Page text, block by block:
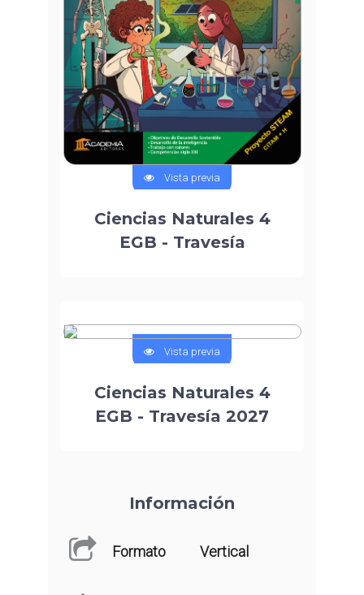
Vista previa
Ciencias Naturales 4
EGB - Travesía
Vista previa
Ciencias Naturales 4
EGB - Travesía 2027
Información
Formato Vertical